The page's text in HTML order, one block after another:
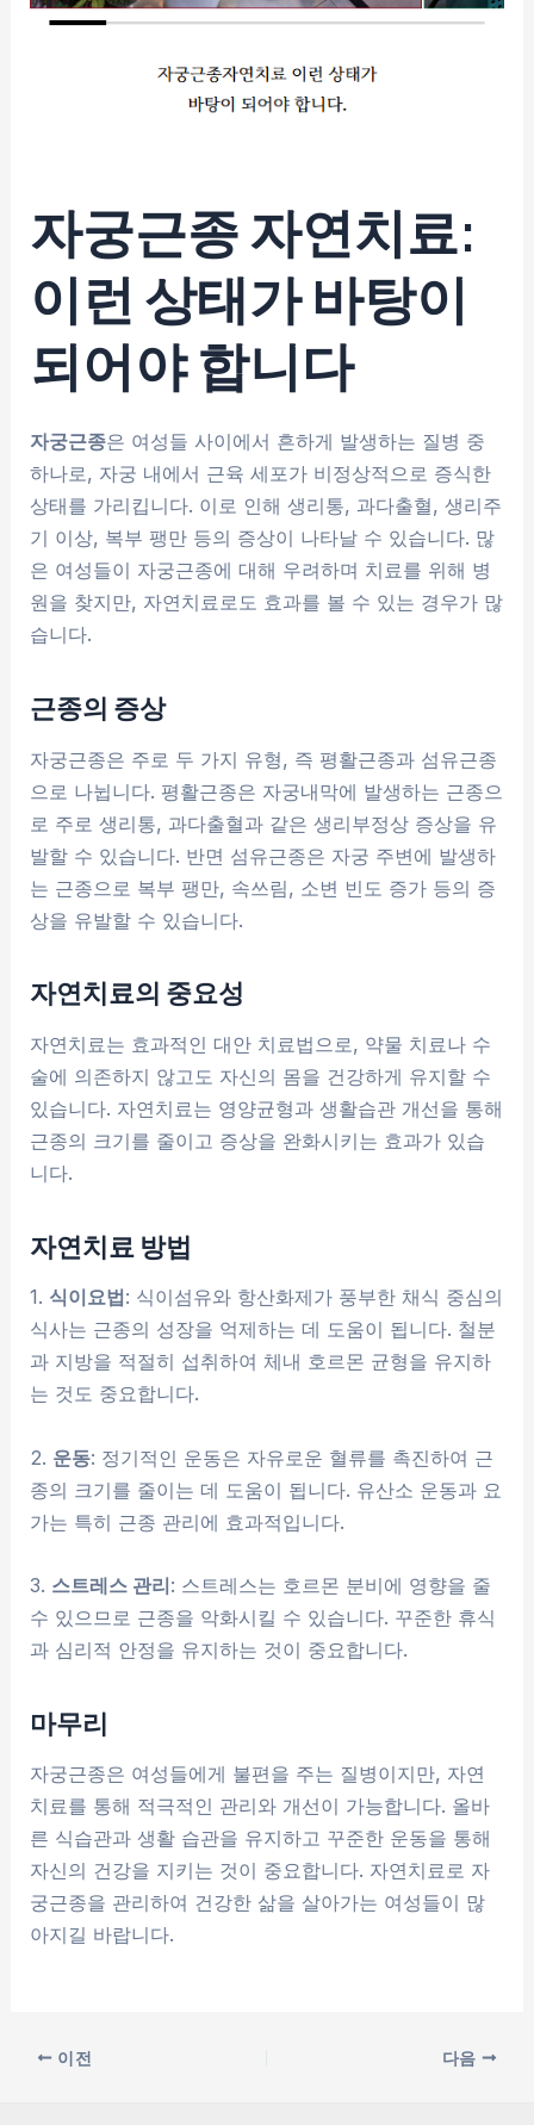
자궁근종 자연치료:
이런 상태가 바탕이
되어야 합니다
자궁근종은 여성들 사이에서 흔하게 발생하는 질병 중
하나로, 자궁 내에서 근육 세포가 비정상적으로 증식한
상태를 가리킵니다. 이로 인해 생리통, 과다출혈, 생리주
기 이상, 복부 팽만 등의 증상이 나타날 수 있습니다. 많
은 여성들이 자궁근종에 대해 우려하며 치료를 위해 병
원을 찾지만, 자연치료로도 효과를 볼 수 있는 경우가 많
습니다.
근종의 증상
자궁근종은 주로 두 가지 유형, 즉 평활근종과 섬유근종
으로 나뉩니다. 평활근종은 자궁내막에 발생하는 근종으
로 주로 생리통, 과다출혈과 같은 생리부정상 증상을 유
발할 수 있습니다. 반면 섬유근종은 자궁 주변에 발생하
는 근종으로 복부 팽만, 속쓰림, 소변 빈도 증가 등의 증
상을 유발할 수 있습니다.
자연치료의 중요성
자연치료는 효과적인 대안 치료법으로, 약물 치료나 수
술에 의존하지 않고도 자신의 몸을 건강하게 유지할 수
있습니다. 자연치료는 영양균형과 생활습관 개선을 통해
근종의 크기를 줄이고 증상을 완화시키는 효과가 있습
니다.
자연치료 방법
1. 식이요법: 식이섬유와 항산화제가 풍부한 채식 중심의
식사는 근종의 성장을 억제하는 데 도움이 됩니다. 철분
과 지방을 적절히 섭취하여 체내 호르몬 균형을 유지하
는 것도 중요합니다.
2. 운동: 정기적인 운동은 자유로운 혈류를 촉진하여 근
종의 크기를 줄이는 데 도움이 됩니다. 유산소 운동과 요
가는 특히 근종 관리에 효과적입니다.
3. 스트레스 관리: 스트레스는 호르몬 분비에 영향을 줄
수 있으므로 근종을 악화시킬 수 있습니다. 꾸준한 휴식
과 심리적 안정을 유지하는 것이 중요합니다.
마무리
자궁근종은 여성들에게 불편을 주는 질병이지만, 자연
치료를 통해 적극적인 관리와 개선이 가능합니다. 올바
른 식습관과 생활 습관을 유지하고 꾸준한 운동을 통해
자신의 건강을 지키는 것이 중요합니다. 자연치료로 자
궁근종을 관리하여 건강한 삶을 살아가는 여성들이 많
아지길 바랍니다.
이전 다음